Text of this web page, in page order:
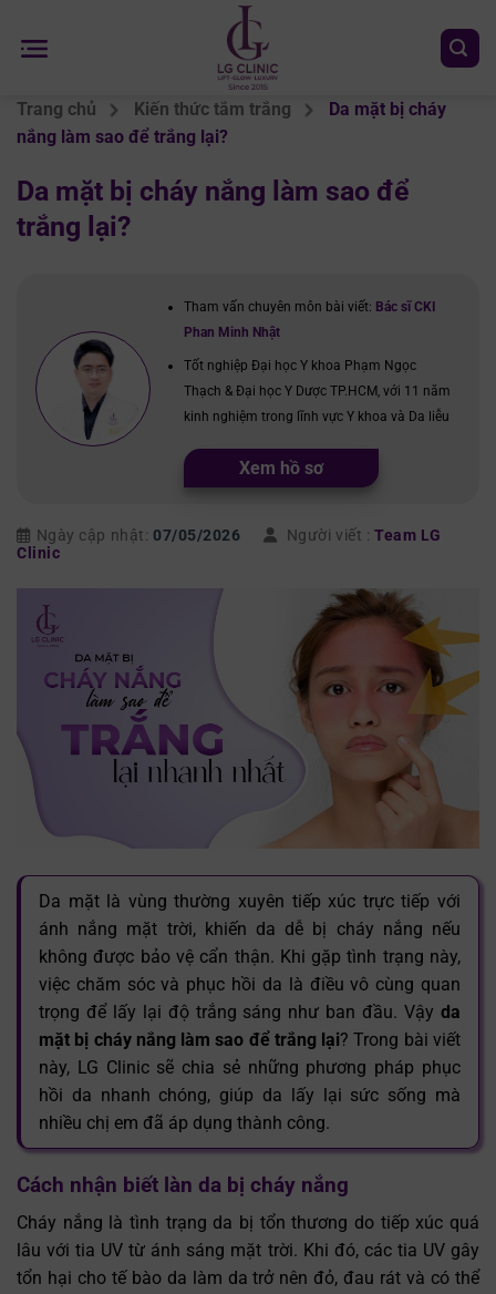
đến
Trang chủ Kiến thức tắm trắng
Da mặt bị cháy
nắng làm sao để trắng lại?
Da mặt bị cháy nắng làm sao để
trắng lại?
Tham vấn chuyên môn bài viết: Bác sĩ CKI
Phan Minh Nhật
Tốt nghiệp Đại học Y khoa Phạm Ngọc
Thạch & Đại học Y Dược TP.HCM, với 11 năm
kinh nghiệm trong lĩnh vực Y khoa và Da liễu
Xem hồ sơ
Ngày cập nhật: 07/05/2026 Người viết : Team LG
Clinic
Da mặt là vùng thường xuyên tiếp xúc trực tiếp với
ánh nắng mặt trời, khiến da dễ bị cháy nắng nếu
không được bảo vệ cẩn thận. Khi gặp tình trạng này,
việc chăm sóc và phục hồi da là điều vô cùng quan
trọng để lấy lại độ trắng sáng như ban đầu. Vậy da
mặt bị cháy nắng làm sao để trắng lại? Trong bài viết
này, LG Clinic sẽ chia sẻ những phương pháp phục
hồi da nhanh chóng, giúp da lấy lại sức sống mà
nhiều chị em đã áp dụng thành công.
Cách nhận biết làn da bị cháy nắng
Cháy nắng là tình trạng da bị tổn thương do tiếp xúc quá
lâu với tia UV từ ánh sáng mặt trời. Khi đó, các tia UV gây
tổn hại cho tế bào da làm da trở nên đỏ, đau rát và có thể